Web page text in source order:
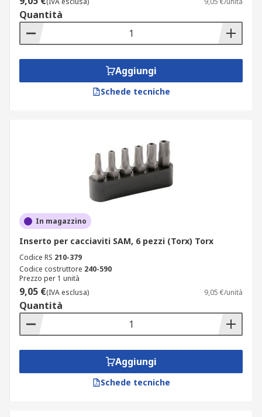
Quantità
Aggiungi
Schede tecniche
In magazzino
Inserto per cacciaviti SAM, 6 pezzi (Torx) Torx
Codice RS 210-379
Codice costruttore 240-590
Prezzo per 1 unità
9,05 €(IVA esclusa) 9,05 €/unità
Quantità
Aggiungi
Schede tecniche